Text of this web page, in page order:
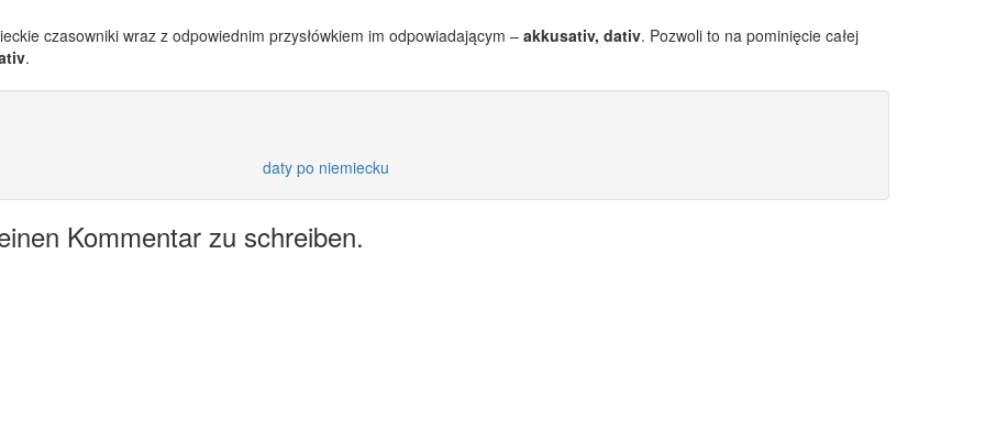
czasowniki wraz z odpowiednim przysłówkiem im odpowiadającym – akkusativ, dativ. Pozwoli to na pominięcie całej
.
daty po niemiecku
Kommentar zu schreiben.